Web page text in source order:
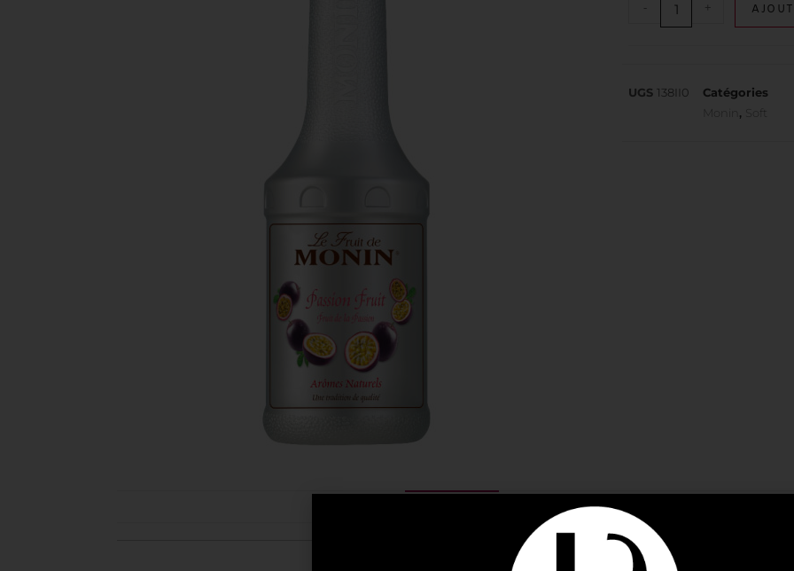
- +
UGS 138II0
Catégories
, Soft
INFORMATIONS COMPLÉMENTAIRES